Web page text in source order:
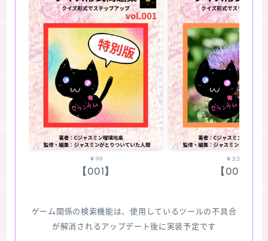
￥99
【001】
￥330
【002】
ゲーム関係の検索機能は、使用しているツールの不具合
が解消されるアップデート後に実装予定です